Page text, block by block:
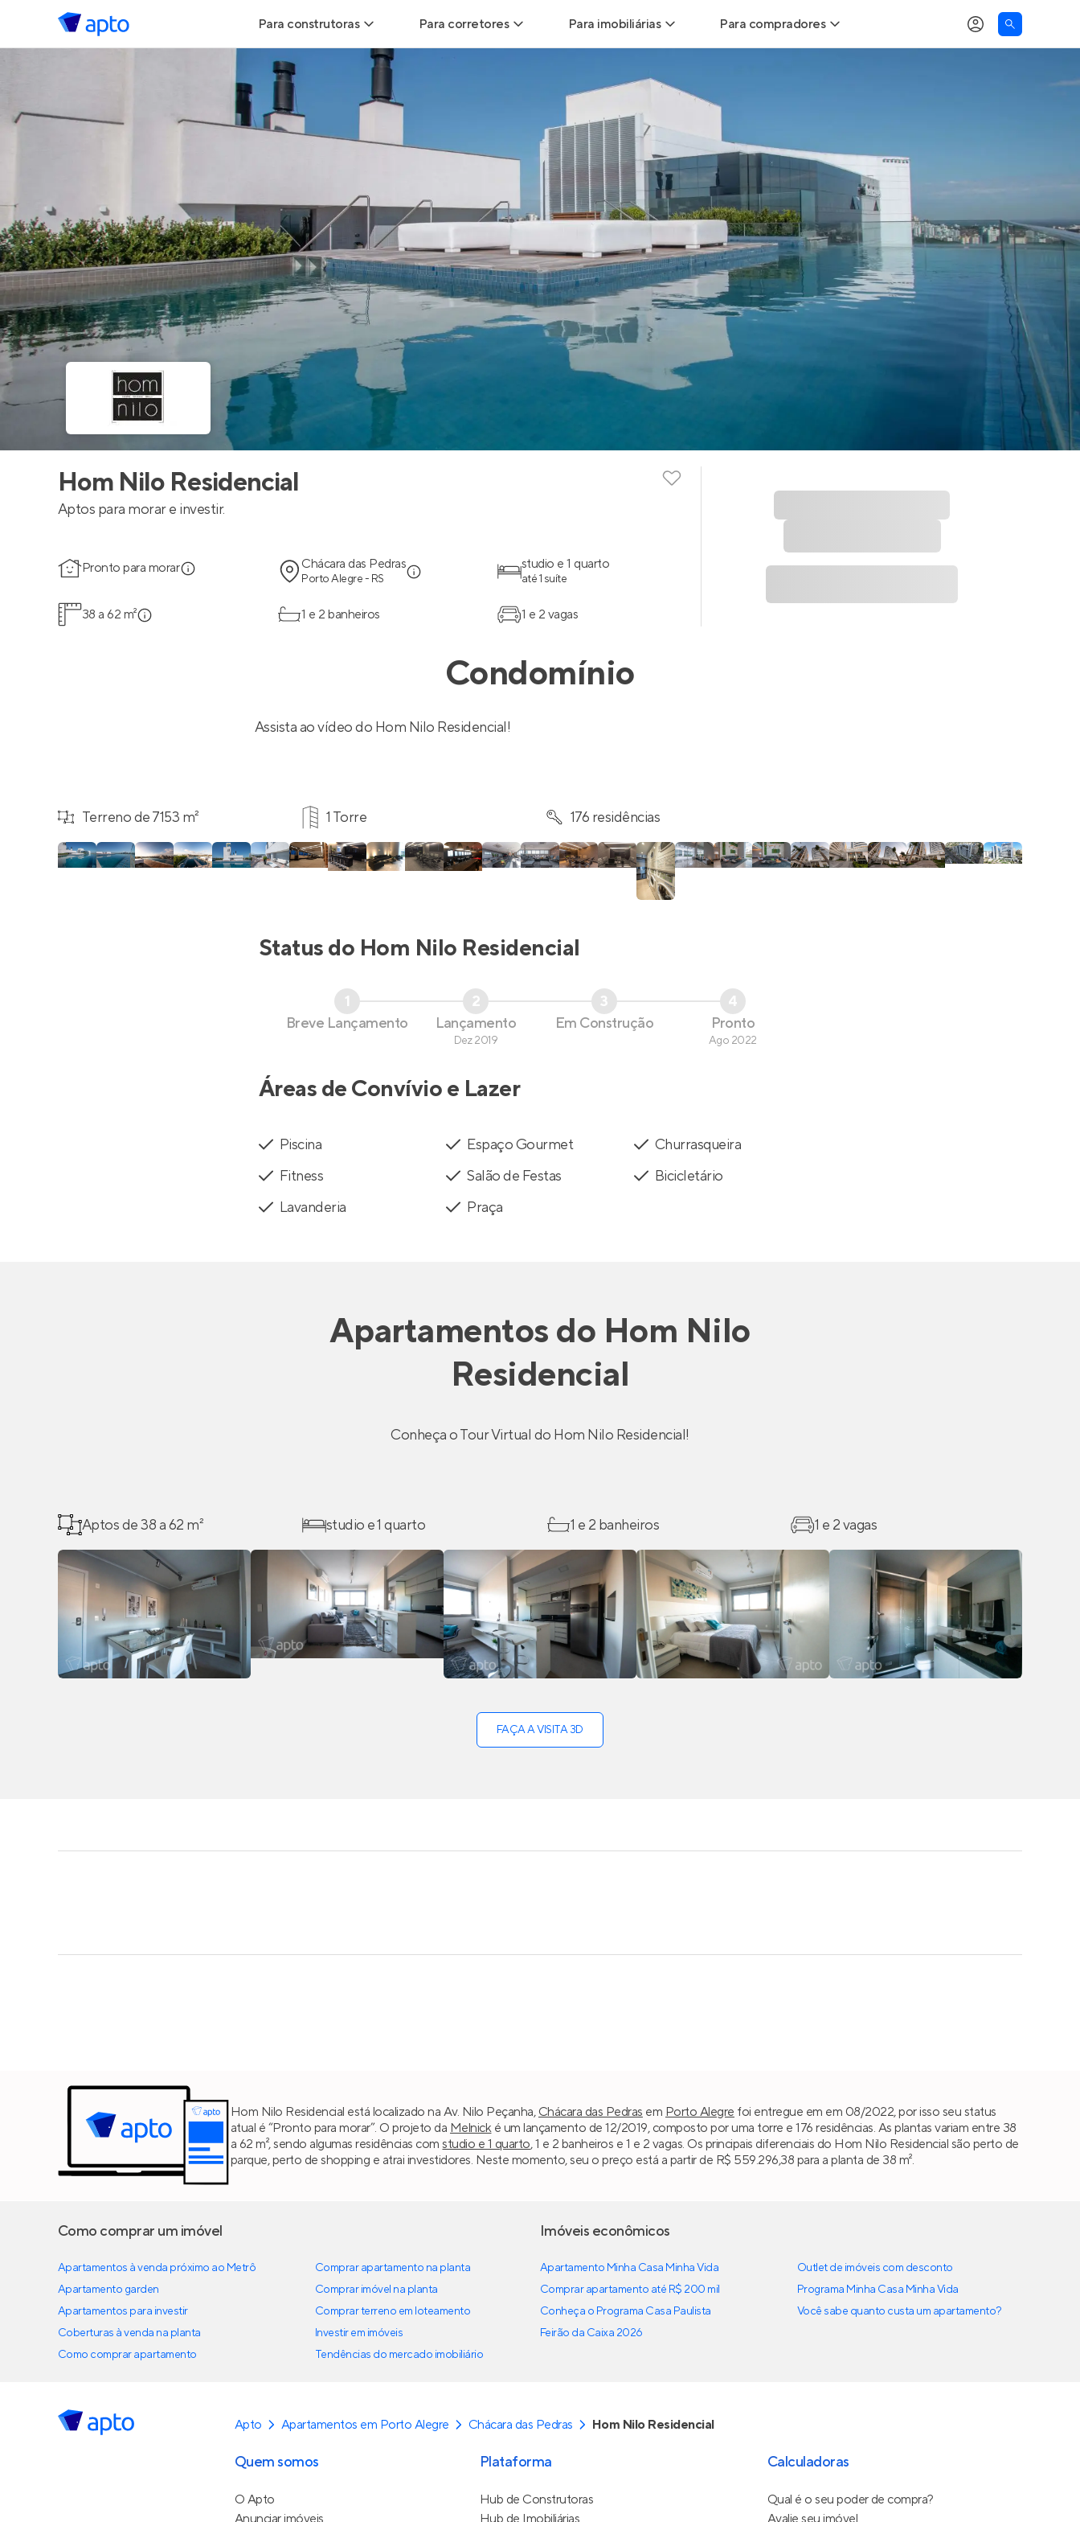
Para construtoras
Geração de Leads
Geração de Visitas
Maiores Construtoras
Parcerias Imobiliárias
Anunciar Imóveis
Para corretores
Parcerias imobiliárias
Hub de Corretores
Perfil Verificado
Anunciar imóveis
Para imobiliárias
Leads para Imobiliárias
Hub de imobiliárias
Anunciar imóveis
Para compradores
Comprar x Alugar
Correção do INCC
Simulador de Financiamento
Encontre um corretor
Hom Nilo Residencial
Aptos para morar e investir.
Pronto para morar Chácara das Pedras
Porto Alegre - RS
studio e 1 quarto
até 1 suíte
38 a 62 m² 1 e 2 banheiros 1 e 2 vagas
Condomínio
Assista ao vídeo do Hom Nilo Residencial!
Terreno de 7153 m² 1 Torre 176 residências
Status do Hom Nilo Residencial
1
Breve Lançamento
2
Lançamento
Dez 2019
3
Em Construção
4
Pronto
Ago 2022
Áreas de Convívio e Lazer
Piscina Espaço Gourmet
Churrasqueira
Fitness
Salão de Festas
Bicicletário
Lavanderia
Praça
Apartamentos do Hom Nilo
Residencial
Conheça o Tour Virtual do Hom Nilo Residencial!
Aptos de 38 a 62 m² studio e 1 quarto 1 e 2 banheiros 1 e 2 vagas
FAÇA A VISITA 3D
Hom Nilo Residencial está localizado na Av. Nilo Peçanha, Chácara das Pedras em Porto Alegre foi entregue em em 08/2022, por isso seu status
atual é “Pronto para morar”. O projeto da Melnické um lançamento de 12/2019, composto por uma torre e 176 residências. As plantas variam entre 38
a 62 m², sendo algumas residências comstudio e 1 quarto, 1 e 2 banheiros e 1 e 2 vagas. Os principais diferenciais do Hom Nilo Residencial são perto de
parque, perto de shopping e atrai investidores. Neste momento, seu o preço está a partir de R$ 559.296,38 para a planta de 38 m².
Como comprar um imóvel
Apartamentos à venda próximo ao Metrô
Apartamento garden
Apartamentos para investir
Coberturas à venda na planta
Como comprar apartamento
Comprar apartamento na planta
Comprar imóvel na planta
Comprar terreno em loteamento
Investir em imóveis
Tendências do mercado imobiliário
Imóveis econômicos
Apartamento Minha Casa Minha Vida
Comprar apartamento até R$ 200 mil
Conheça o Programa Casa Paulista
Feirão da Caixa 2026
Outlet de imóveis com desconto
Programa Minha Casa Minha Vida
Você sabe quanto custa um apartamento?
Apto Apartamentos em Porto Alegre Chácara das Pedras Hom Nilo Residencial
Quem somos
O Apto
Plataforma
Hub de Construtoras
Calculadoras
Qual é o seu poder de compra?